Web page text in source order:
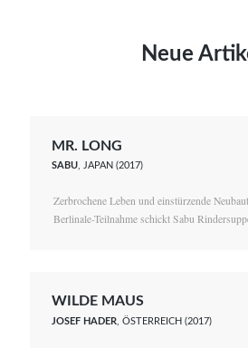
Neue
MR. LONG
SABU, JAPAN (2017)
Zerbrochene Leben und einstürzende
Berlinale-Teilnahme schickt Sabu
WILDE MAUS
JOSEF HADER , ÖSTERREICH (2017)